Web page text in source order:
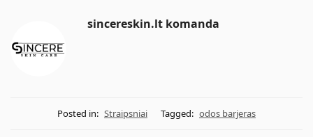
sincereskin.lt komanda
Posted in: Straipsniai Tagged: odos barjeras